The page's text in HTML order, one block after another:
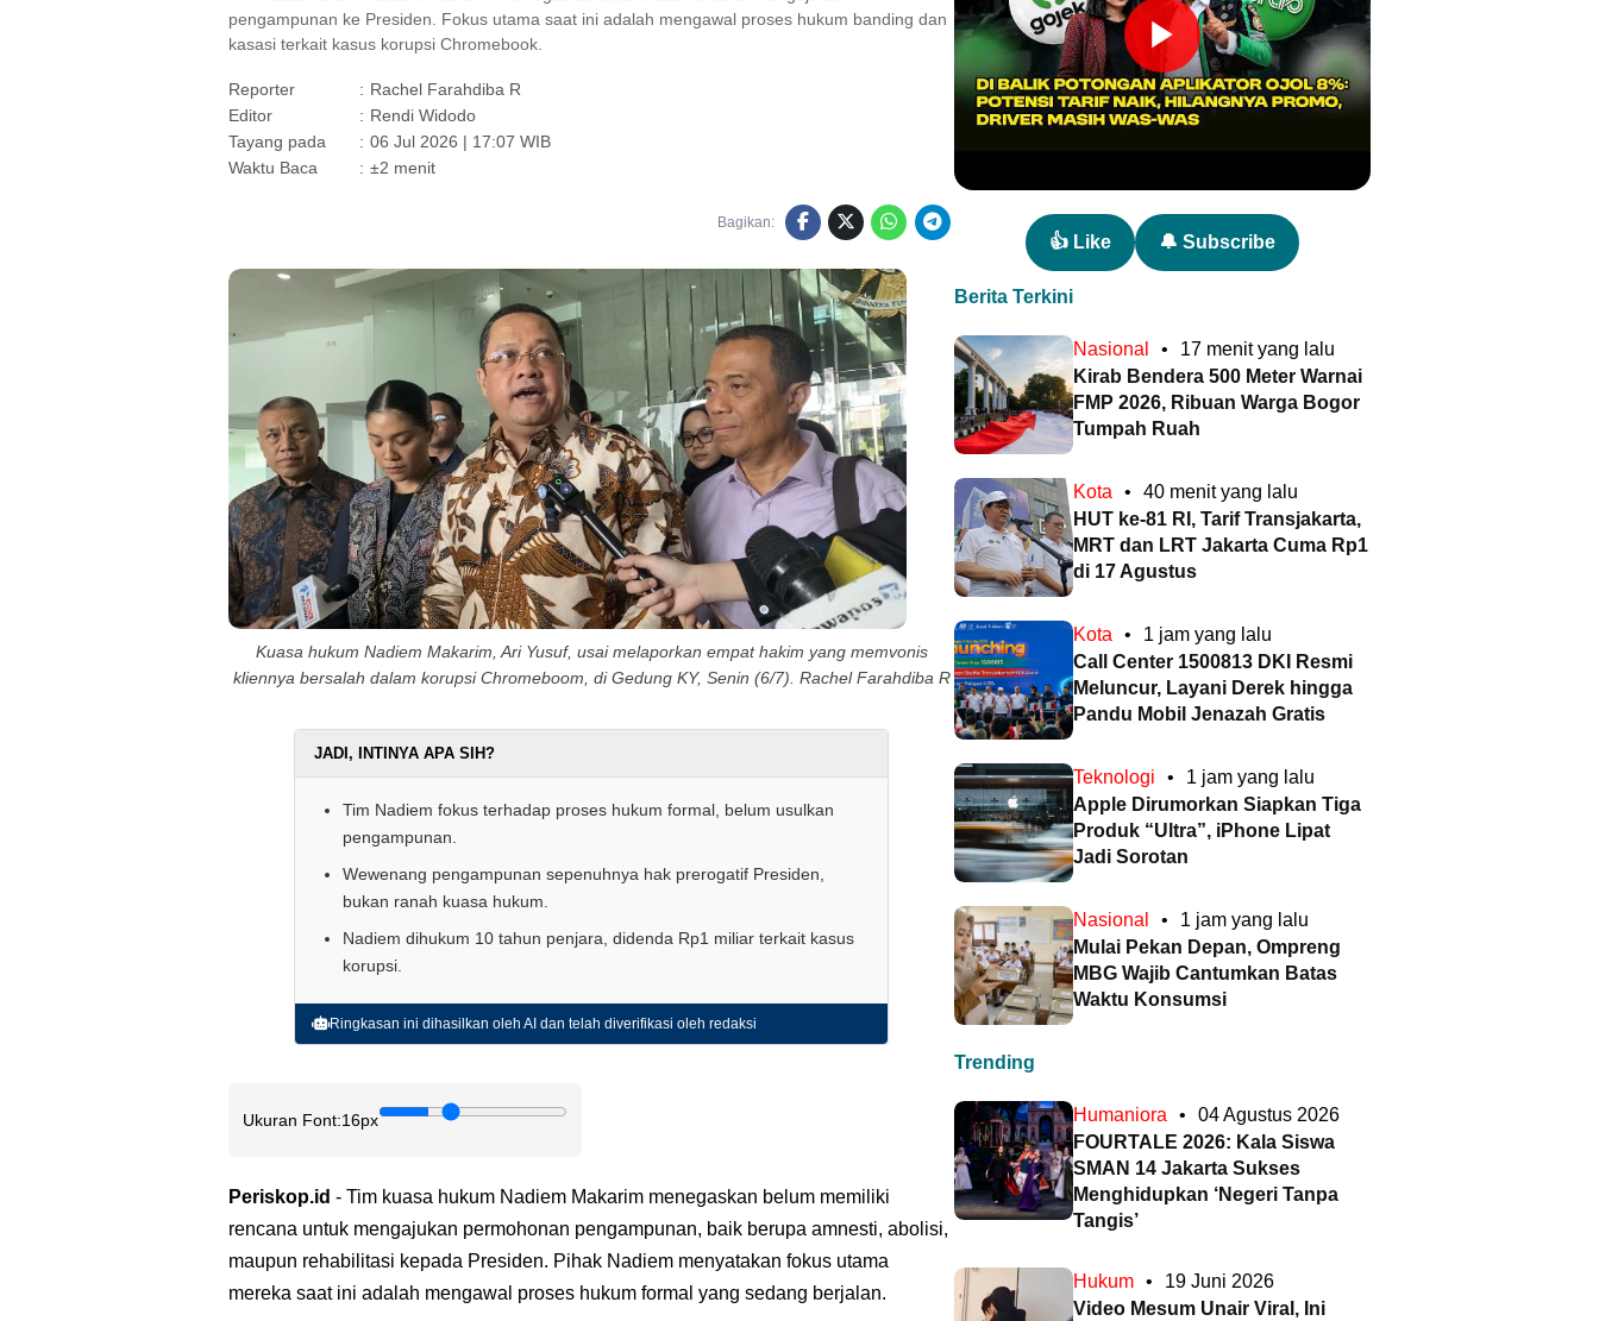
pengampunan ke Presiden. Fokus utama saat ini adalah mengawal proses hukum banding dan
kasasi terkait kasus korupsi Chromebook.
Reporter : Rachel Farahdiba R
Editor
: Rendi Widodo
Tayang pada
: 06 Jul 2026 | 17:07 WIB
Waktu Baca
: ±2 menit
Bagikan:
Kuasa hukum Nadiem Makarim, Ari Yusuf, usai melaporkan empat hakim yang memvonis
kliennya bersalah dalam korupsi Chromeboom, di Gedung KY, Senin (6/7). Rachel Farahdiba R
JADI, INTINYA APA SIH?
Tim Nadiem fokus terhadap proses hukum formal, belum usulkan
pengampunan.
Wewenang pengampunan sepenuhnya hak prerogatif Presiden,
bukan ranah kuasa hukum.
Nadiem dihukum 10 tahun penjara, didenda Rp1 miliar terkait kasus
korupsi.
Ringkasan ini dihasilkan oleh AI dan telah diverifikasi oleh redaksi
Ukuran Font:16px
Periskop.id - Tim kuasa hukum Nadiem Makarim menegaskan belum memiliki
rencana untuk mengajukan permohonan pengampunan, baik berupa amnesti, abolisi,
maupun rehabilitasi kepada Presiden. Pihak Nadiem menyatakan fokus utama
mereka saat ini adalah mengawal proses hukum formal yang sedang berjalan.
👍 Like 🔔 Subscribe
Berita Terkini
Nasional •
17 menit yang lalu
Kirab Bendera 500 Meter Warnai
FMP 2026, Ribuan Warga Bogor
Tumpah Ruah
Kota •
40 menit yang lalu
HUT ke-81 RI, Tarif Transjakarta,
MRT dan LRT Jakarta Cuma Rp1
di 17 Agustus
Kota •
1 jam yang lalu
Call Center 1500813 DKI Resmi
Meluncur, Layani Derek hingga
Pandu Mobil Jenazah Gratis
Teknologi •
1 jam yang lalu
Apple Dirumorkan Siapkan Tiga
Produk “Ultra”, iPhone Lipat
Jadi Sorotan
Nasional •
1 jam yang lalu
Mulai Pekan Depan, Ompreng
MBG Wajib Cantumkan Batas
Waktu Konsumsi
Trending
Humaniora •
04 Agustus 2026
FOURTALE 2026: Kala Siswa
SMAN 14 Jakarta Sukses
Menghidupkan ‘Negeri Tanpa
Tangis’
Hukum •
19 Juni 2026
Video Mesum Unair Viral, Ini